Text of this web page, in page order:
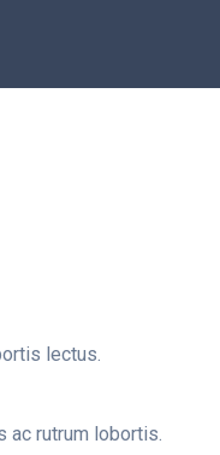
lectus.
ac rutrum lobortis.